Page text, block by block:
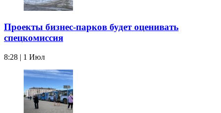
Проекты бизнес-парков будет оценивать
спецкомиссия
8:28 | 1 Июл